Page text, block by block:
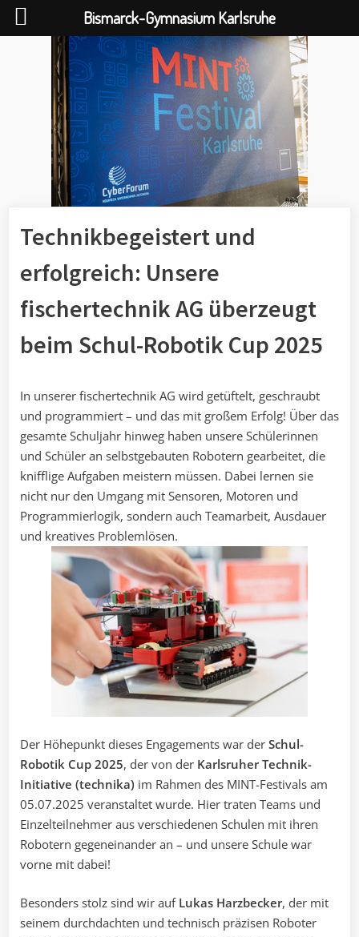
Technikbegeistert und
erfolgreich: Unsere
fischertechnik AG überzeugt
beim Schul-Robotik Cup 2025
In unserer fischertechnik AG wird getüftelt, geschraubt
und programmiert – und das mit großem Erfolg! Über das
gesamte Schuljahr hinweg haben unsere Schülerinnen
und Schüler an selbstgebauten Robotern gearbeitet, die
knifflige Aufgaben meistern müssen. Dabei lernen sie
nicht nur den Umgang mit Sensoren, Motoren und
Programmierlogik, sondern auch Teamarbeit, Ausdauer
und kreatives Problemlösen.
Der Höhepunkt dieses Engagements war der Schul-
Robotik Cup 2025, der von der Karlsruher Technik-
Initiative (technika) im Rahmen des MINT-Festivals am
05.07.2025 veranstaltet wurde. Hier traten Teams und
Einzelteilnehmer aus verschiedenen Schulen mit ihren
Robotern gegeneinander an – und unsere Schule war
vorne mit dabei!
Besonders stolz sind wir auf Lukas Harzbecker, der mit
seinem durchdachten und technisch präzisen Roboter
Bismarck-Gymnasium Karlsruhe